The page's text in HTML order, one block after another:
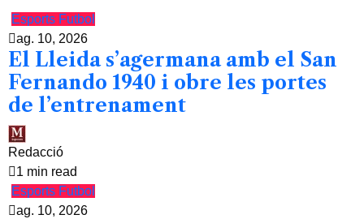
Esports Futbol
ag. 10, 2026
El Lleida s’agermana amb el San
Fernando 1940 i obre les portes
de l’entrenament
Redacció
1 min read
Esports Futbol
ag. 10, 2026